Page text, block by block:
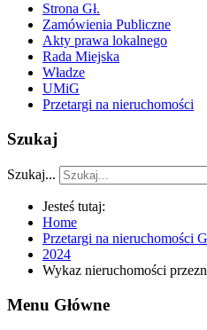
Strona Gł.
Zamówienia Publiczne
Akty prawa lokalnego
Rada Miejska
Władze
UMiG
Przetargi na nieruchomości
Szukaj
Szukaj...
Jesteś tutaj:
Home
Przetargi na nieruchomości
2024
Wykaz nieruchomości
Menu Główne